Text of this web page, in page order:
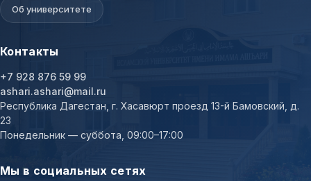
Об университете
Контакты
+7 928 876 59 99
ashari.ashari@mail.ru
Республика Дагестан, г. Хасавюрт проезд 13-й Бамовский, д.
23
Понедельник — суббота, 09:00–17:00
Мы в социальных сетях